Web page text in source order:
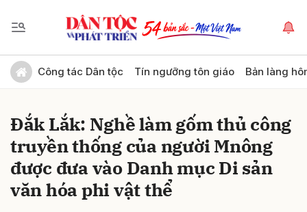
Công tác Dân tộc Tín ngưỡng tôn giáo Bản làng
Đắk Lắk: Nghề làm gốm thủ công
truyền thống của người Mnông
được đưa vào Danh mục Di sản
văn hóa phi vật thể
Gửi bình luận